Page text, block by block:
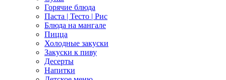
Горячие блюда
Паста | Тесто | Рис
Блюда на мангале
Пицца
Холодные закуски
Закуски к пиву
Десерты
Напитки